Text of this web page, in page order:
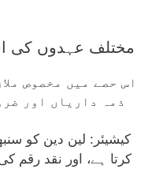
مختلف عہدوں کی
اس حصے میں مخصوص
ذمہ داریاں اور
کیشیئر: لین دین کو
کرتا ہے، اور نقد رقم